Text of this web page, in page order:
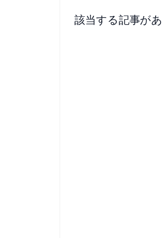
該当する記事があ